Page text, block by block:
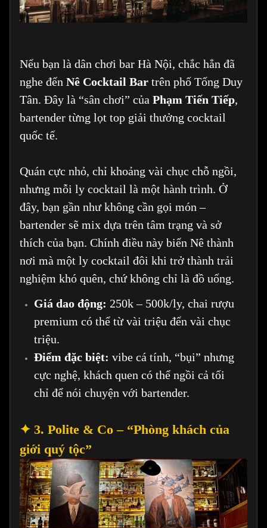
Nếu bạn là dân chơi bar Hà Nội, chắc hẳn đã
nghe đến Nê Cocktail Bar trên phố Tống Duy
Tân. Đây là “sân chơi” của Phạm Tiến Tiếp,
bartender từng lọt top giải thưởng cocktail
quốc tế.
Quán cực nhỏ, chỉ khoảng vài chục chỗ ngồi,
nhưng mỗi ly cocktail là một hành trình. Ở
đây, bạn gần như không cần gọi món –
bartender sẽ mix dựa trên tâm trạng và sở
thích của bạn. Chính điều này biến Nê thành
nơi mà một ly cocktail đôi khi trở thành trải
nghiệm khó quên, chứ không chỉ là đồ uống.
Giá dao động: 250k – 500k/ly, chai rượu
premium có thể từ vài triệu đến vài chục
triệu.
Điểm đặc biệt: vibe cá tính, “bụi” nhưng
cực nghệ, khách quen có thể ngồi cả tối
chỉ để nói chuyện với bartender.
✦ 3. Polite & Co – “Phòng khách của
giới quý tộc”